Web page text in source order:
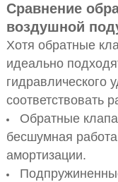
Сравнение
воздушной
Хотя обратные
идеально
гидравлического
соответствовать
Обратные
бесшумная
амортизации.